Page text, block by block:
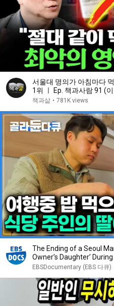
서울대 명의가 아침마다
1위 ㅣ Ep. 책과사람 91 (
책과삶 • 781K views
The Ending of a Seoul
Owner’s Daughter’ During
EBSDocumentary (EBS 다큐)